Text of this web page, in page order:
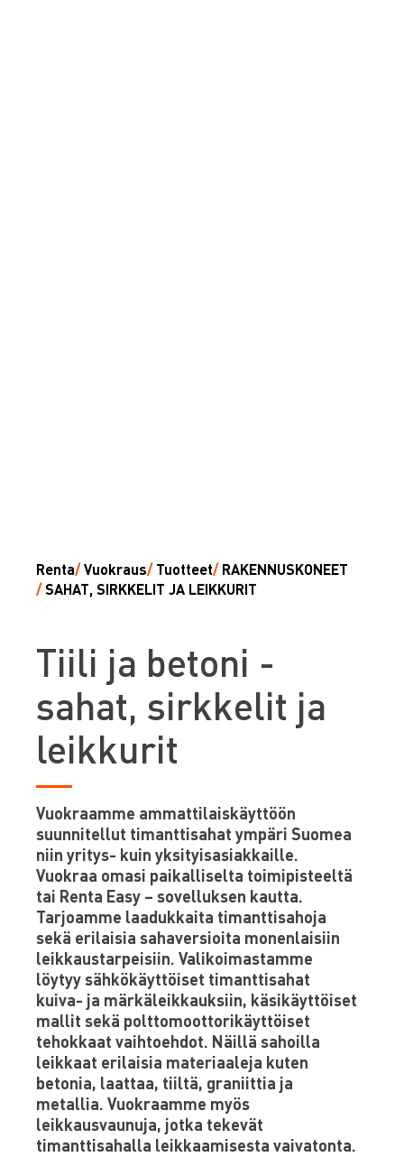
Renta/Vuokraus/ Tuotteet/ RAKENNUSKONEET
/SAHAT, SIRKKELIT JA LEIKKURIT
Tiili ja betoni -
sahat, sirkkelit ja
leikkurit
Vuokraamme ammattilaiskäyttöön
suunnitellut timanttisahat ympäri Suomea
niin yritys- kuin yksityisasiakkaille.
Vuokraa omasi paikalliselta toimipisteeltä
tai Renta Easy – sovelluksen kautta.
Tarjoamme laadukkaita timanttisahoja
sekä erilaisia sahaversioita monenlaisiin
leikkaustarpeisiin. Valikoimastamme
löytyy sähkökäyttöiset timanttisahat
kuiva- ja märkäleikkauksiin, käsikäyttöiset
mallit sekä polttomoottorikäyttöiset
tehokkaat vaihtoehdot. Näillä sahoilla
leikkaat erilaisia materiaaleja kuten
betonia, laattaa, tiiltä, graniittia ja
metallia. Vuokraamme myös
leikkausvaunuja, jotka tekevät
timanttisahalla leikkaamisesta vaivatonta.